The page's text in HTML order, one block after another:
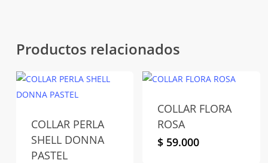
Productos relacionados
COLLAR PERLA
SHELL DONNA
PASTEL
COLLAR FLORA
ROSA
$ 59.000